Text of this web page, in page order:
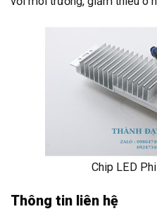
Chip LED
Thông tin liên hệ